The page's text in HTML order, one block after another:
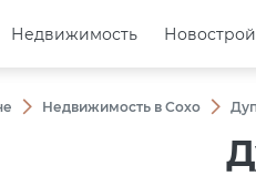
Недвижимость
Недвижимость
Недвижимость в Сохо